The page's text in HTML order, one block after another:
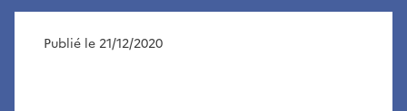
Publié le 21/12/2020